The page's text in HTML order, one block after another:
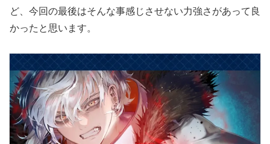
ど、今回の最後はそんな事感じさせない力強さがあって良
かったと思います。